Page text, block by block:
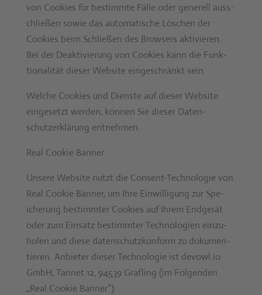
von Cook­ies für bes­timmte Fälle oder generell auss­
chließen sowie das automa­tis­che Löschen der
Cook­ies beim Schließen des Browsers aktivieren.
Bei der Deak­tivierung von Cook­ies kann die Funk­
tion­al­ität dieser Web­site eingeschränkt sein.
Welche Cook­ies und Dien­ste auf dieser Web­site
einge­set­zt wer­den, kön­nen Sie dieser Daten­
schutzerk­lärung ent­nehmen.
Real Cook­ie Ban­ner
Unsere Web­site nutzt die Con­sent-Tech­nolo­gie von
Real Cook­ie Ban­ner, um Ihre Ein­willi­gung zur Spe­
icherung bes­timmter Cook­ies auf Ihrem Endgerät
oder zum Ein­satz bes­timmter Tech­nolo­gien einzu­
holen und diese daten­schutzkon­form zu doku­men­
tieren. Anbi­eter dieser Tech­nolo­gie ist devowl.io
GmbH, Tan­net 12, 94539 Grafling (im Fol­gen­den
„Real Cook­ie Ban­ner“).